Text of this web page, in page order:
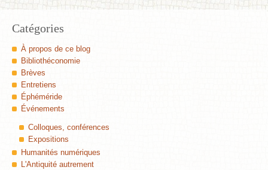
Catégories
À propos de ce blog
Bibliothéconomie
Brèves
Entretiens
Éphéméride
Événements
Colloques, conférences
Expositions
Humanités numériques
L'Antiquité autrement